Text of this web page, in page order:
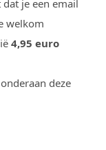
je een email
welkom
4,95 euro
deze